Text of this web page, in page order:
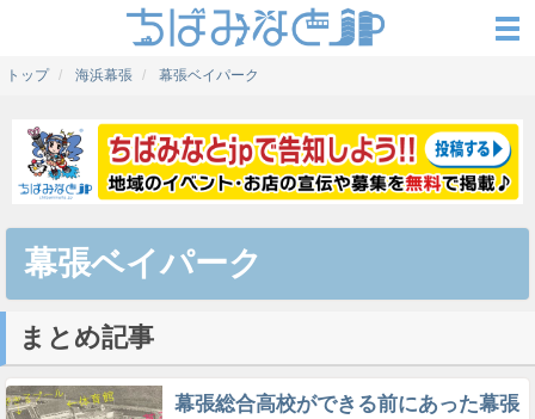
トップ 海浜幕張 幕張ベイパーク
幕張ベイパーク
まとめ記事
幕張総合高校ができる前にあった幕張